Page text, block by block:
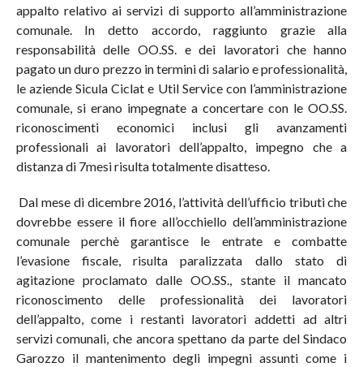
appalto relativo ai servizi di supporto all’amministrazione
comunale. In detto accordo, raggiunto grazie alla
responsabilità delle OO.SS. e dei lavoratori che hanno
pagato un duro prezzo in termini di salario e professionalità,
le aziende Sicula Ciclat e Util Service con l’amministrazione
comunale, si erano impegnate a concertare con le OO.SS.
riconoscimenti economici inclusi gli avanzamenti
professionali ai lavoratori dell’appalto, impegno che a
distanza di 7mesi risulta totalmente disatteso.
Dal mese di dicembre 2016, l’attività dell’ufficio tributi che
dovrebbe essere il fiore all’occhiello dell’amministrazione
comunale perchè garantisce le entrate e combatte
l’evasione fiscale, risulta paralizzata dallo stato di
agitazione proclamato dalle OO.SS., stante il mancato
riconoscimento delle professionalità dei lavoratori
dell’appalto, come i restanti lavoratori addetti ad altri
servizi comunali, che ancora spettano da parte del Sindaco
Garozzo il mantenimento degli impegni assunti come i